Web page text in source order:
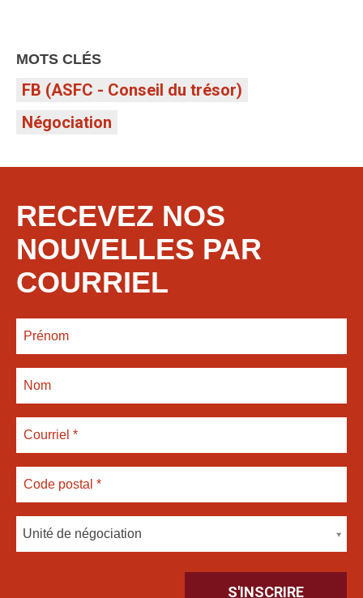
MOTS CLÉS
FB (ASFC - Conseil du trésor)
Négociation
RECEVEZ NOS
NOUVELLES PAR
COURRIEL
Unité de négociation